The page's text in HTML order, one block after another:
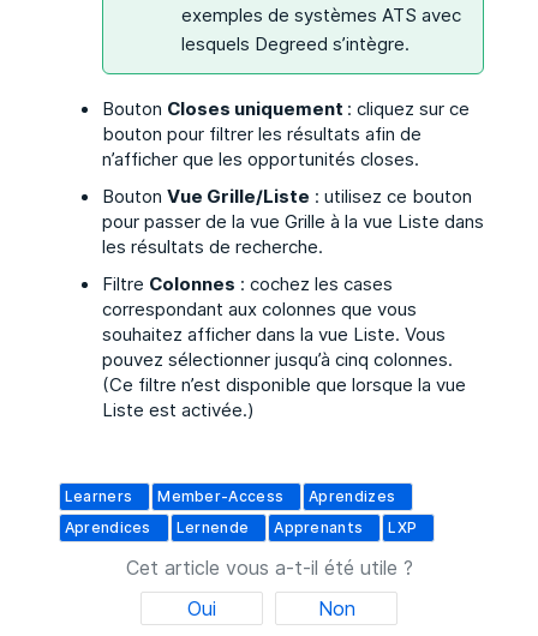
exemples de systèmes ATS avec
lesquels Degreed s’intègre.
Bouton Closes uniquement : cliquez sur ce
bouton pour filtrer les résultats afin de
n’afficher que les opportunités closes.
Bouton Vue Grille/Liste : utilisez ce bouton
pour passer de la vue Grille à la vue Liste dans
les résultats de recherche.
Filtre Colonnes : cochez les cases
correspondant aux colonnes que vous
souhaitez afficher dans la vue Liste. Vous
pouvez sélectionner jusqu’à cinq colonnes.
(Ce filtre n’est disponible que lorsque la vue
Liste est activée.)
Learners Member-Access
Aprendizes
Aprendices
Lernende Apprenants LXP
Cet article vous a-t-il été utile ?
Oui
Non